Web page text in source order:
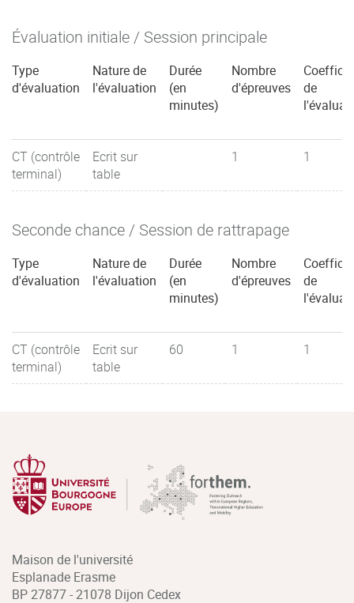
Évaluation initiale / Session principale
Type
d'évaluation
Nature de
l'évaluation
Durée
(en
minutes)
Nombre
d'épreuves
de
CT (contrôle
terminal)
Ecrit sur
table
1 1
Seconde chance / Session de rattrapage
Type
d'évaluation
Nature de
l'évaluation
Durée
(en
minutes)
Nombre
d'épreuves
de
CT (contrôle
terminal)
Ecrit sur
table
60 1 1
Maison de l'université
Esplanade Erasme
BP 27877 - 21078 Dijon Cedex